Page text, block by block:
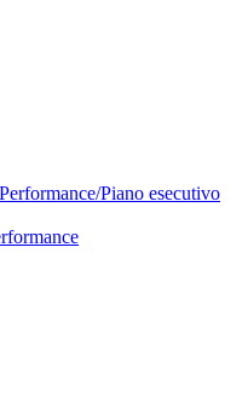
Piano esecutivo